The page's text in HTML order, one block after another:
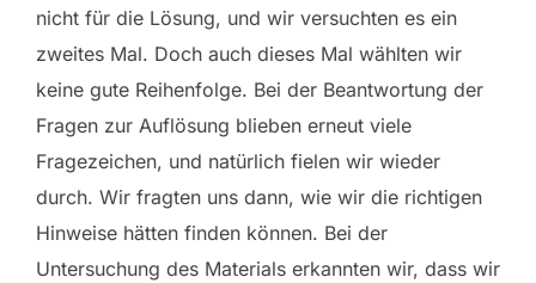
nicht für die Lösung, und wir versuchten es ein
zweites Mal. Doch auch dieses Mal wählten wir
keine gute Reihenfolge. Bei der Beantwortung der
Fragen zur Auflösung blieben erneut viele
Fragezeichen, und natürlich fielen wir wieder
durch. Wir fragten uns dann, wie wir die richtigen
Hinweise hätten finden können. Bei der
Untersuchung des Materials erkannten wir, dass wir